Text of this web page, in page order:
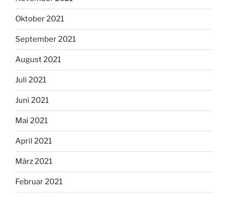
Oktober 2021
September 2021
August 2021
Juli 2021
Juni 2021
Mai 2021
April 2021
März 2021
Februar 2021